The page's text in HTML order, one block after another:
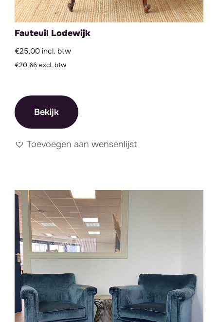
Fauteuil Lodewijk
€25,00 incl. btw
€20,66 excl. btw
Bekijk
Toevoegen aan wensenlijst